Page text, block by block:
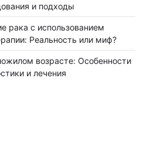
и подходы
рака с использованием
Реальность или миф?
возрасте: Особенности
и лечения